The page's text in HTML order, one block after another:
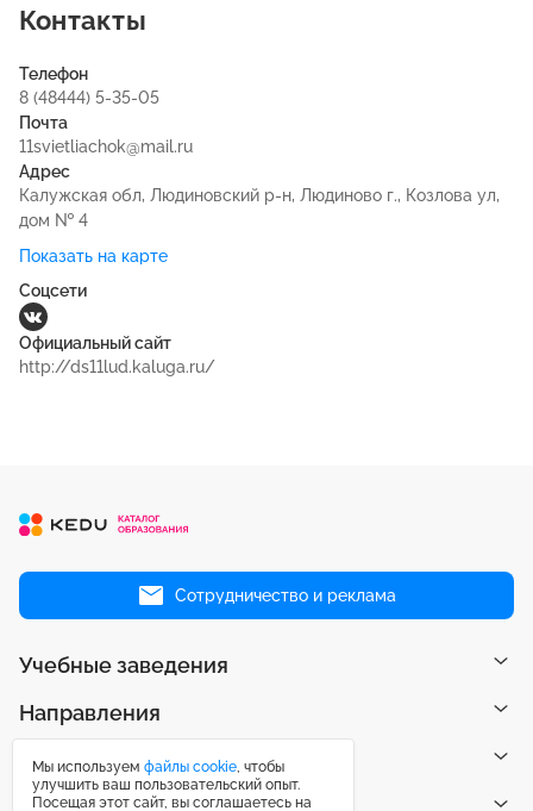
Контакты
Телефон
8 (48444) 5-35-05
Почта
11svietliachok@mail.ru
Адрес
Калужская обл, Людиновский р-н, Людиново г., Козлова ул,
дом № 4
Показать на карте
Соцсети
Официальный сайт
http://ds11lud.kaluga.ru/
Сотрудничество и реклама
Учебные заведения
Направления
Рейтинги
Мы используем файлы cookie, чтобы
улучшить ваш пользовательский опыт.
Посещая этот сайт, вы соглашаетесь на